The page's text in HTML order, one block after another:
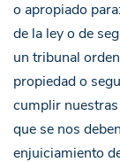
o apropiado
de la ley o de
un tribunal
propiedad o
cumplir
que se nos
enjuiciamiento